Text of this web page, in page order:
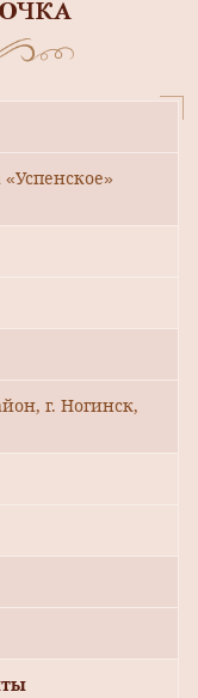
«Успенское»
г. Ногинск,